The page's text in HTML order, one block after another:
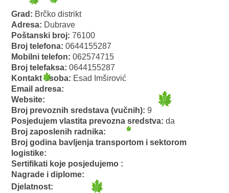
Grad: Brčko distrikt
Adresa: Dubrave
Poštanski broj:76100
Broj telefona:0644155287
Mobilni telefon:062574715
Broj telefaksa:0644155287
Kontakt osoba: Esad Imširović
Email adresa:
Website:
Broj prevoznih sredstava (vučnih):9
Posjedujem vlastita prevozna sredstva:da
Broj zaposlenih radnika:
Broj godina bavljenja transportom i sektorom
logistike:
Sertifikati koje posjedujemo :
Nagrade i diplome:
Djelatnost: